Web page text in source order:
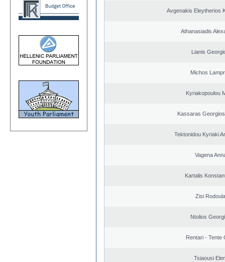
Avgenakis Eleytherios
Athanasiadis
Lianis
Michos
Kyriakopoulou
Kassaras
Tektonidou Kyriaki
Vagena
Kartalis
Zisi Rodoula
Ntolios
Rentari - Tente
Tsiaousi